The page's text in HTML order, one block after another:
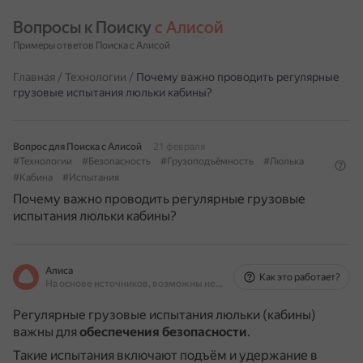
Вопросы к Поиску с Алисой
Примеры ответов Поиска с Алисой
Главная / Технологии / Почему важно проводить регулярные
грузовые испытания люльки кабины?
Вопрос для Поиска с Алисой
21 февраля
#Технологии
#Безопасность #Грузоподъёмность
#Люлька
#Кабина
#Испытания
Почему важно проводить регулярные грузовые
испытания люльки кабины?
Алиса
На основе источников, возможны неточности
Как это работает?
Регулярные грузовые испытания люльки (кабины)
важны для обеспечения безопасности.
Такие испытания включают подъём и удержание в